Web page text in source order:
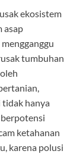
ekosistem
asap
tumbuhan
tidak hanya
ketahanan
karena polusi